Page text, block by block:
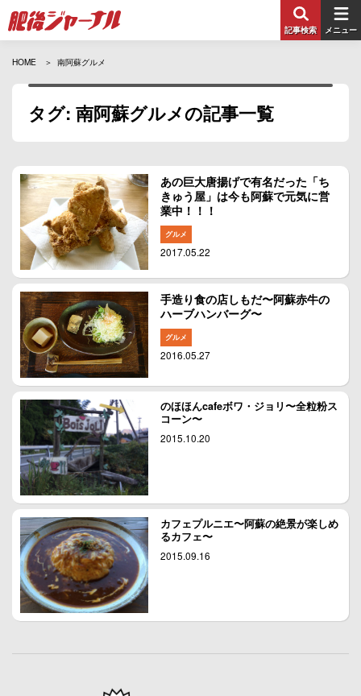
記事検索 メニュー
HOME 南阿蘇グルメ
タグ: 南阿蘇グルメの記事一覧
あの巨大唐揚げで有名だった「ち
きゅう屋」は今も阿蘇で元気に営
業中！！！
グルメ
2017.05.22
手造り食の店しもだ〜阿蘇赤牛の
ハーブハンバーグ〜
グルメ
2016.05.27
のほほんcafeボワ・ジョリ〜全粒粉ス
コーン〜
2015.10.20
カフェプルニエ〜阿蘇の絶景が楽しめ
るカフェ〜
2015.09.16